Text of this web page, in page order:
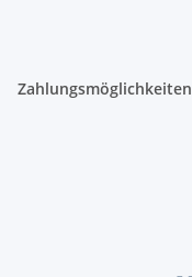
Zahlungsmöglichkeiten